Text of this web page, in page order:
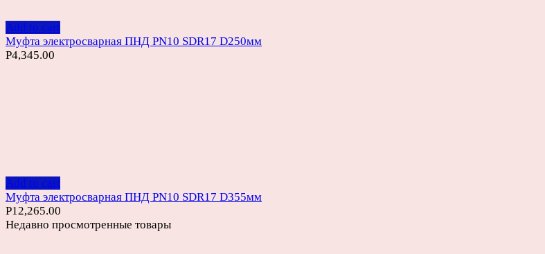
Add to cart
Муфта электросварная ПНД PN10 SDR17 D250мм
Р4,345.00
Add to cart
Муфта электросварная ПНД PN10 SDR17 D355мм
Р12,265.00
Недавно просмотренные товары